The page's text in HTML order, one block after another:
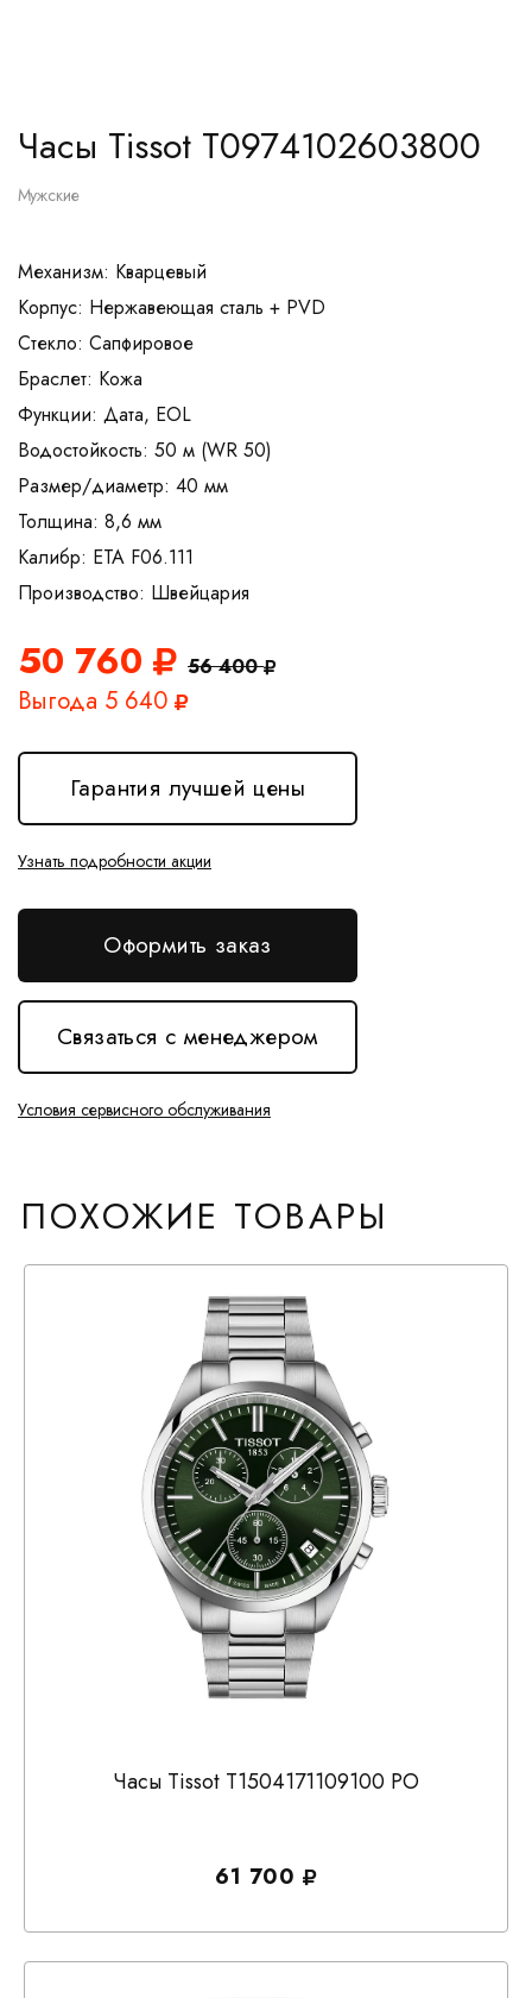
Часы Tissot T0974102603800
Мужские
Механизм: Кварцевый
Корпус: Нержавеющая сталь + PVD
Стекло: Сапфировое
Браслет: Кожа
Функции: Дата, EOL
Водостойкость: 50 м (WR 50)
Размер/диаметр: 40 мм
Толщина: 8,6 мм
Калибр: ETA F06.111
50 760 56 400
Выгода 5 640
Гарантия лучшей цены
Узнать подробности акции
Оформить заказ
Связаться с менеджером
Условия сервисного обслуживания
ПОХОЖИЕ ТОВАРЫ
Часы Tissot T1504171109100 PO
61 700